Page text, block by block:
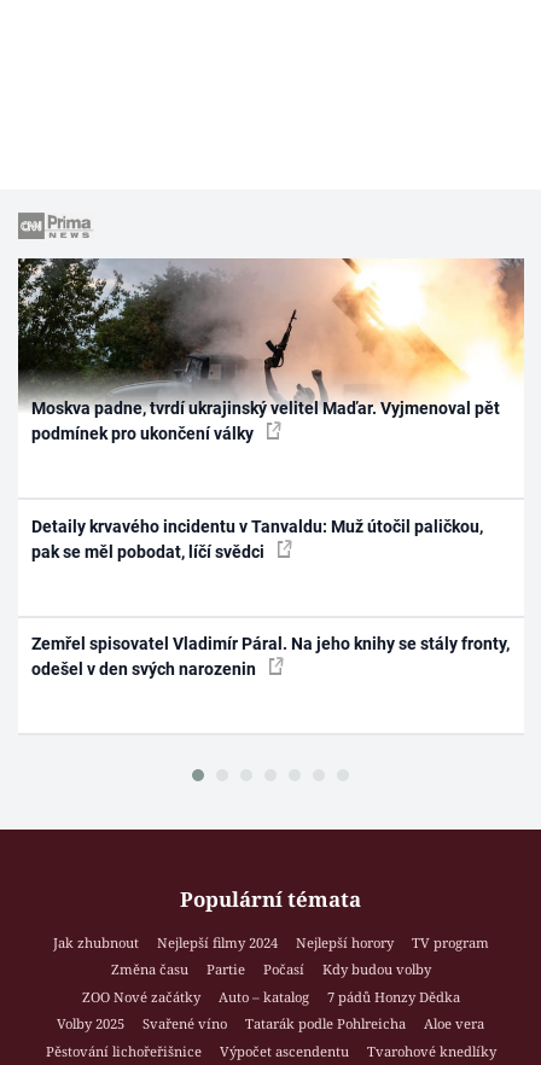
Moskva padne, tvrdí ukrajinský velitel Maďar. Vyjmenoval pět
podmínek pro ukončení války
Detaily krvavého incidentu v Tanvaldu: Muž útočil paličkou,
pak se měl pobodat, líčí svědci
Zemřel spisovatel Vladimír Páral. Na jeho knihy se stály fronty,
odešel v den svých narozenin
Populární témata
Jak zhubnout Nejlepší filmy 2024 Nejlepší horory
TV program
Změna času
Partie Počasí
Kdy budou volby
ZOO Nové začátky
Auto – katalog
7 pádů Honzy Dědka
Volby 2025
Svařené víno Tatarák podle Pohlreicha
Aloe vera
Pěstování lichořeřišnice
Výpočet ascendentu
Tvarohové knedlíky